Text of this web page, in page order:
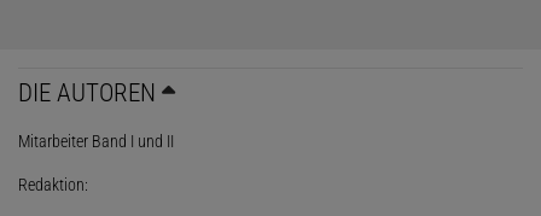
DIE AUTOREN
Mitarbeiter Band I und II
Redaktion: